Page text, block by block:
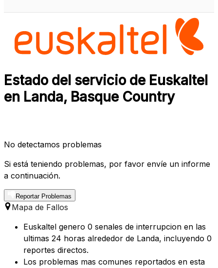
Estado del servicio de Euskaltel
en Landa, Basque Country
No detectamos problemas
Si está teniendo problemas, por favor envíe un informe
a continuación.
Reportar Problemas
Mapa de Fallos
Euskaltel genero 0 senales de interrupcion en las
ultimas 24 horas alrededor de Landa, incluyendo 0
reportes directos.
Los problemas mas comunes reportados en esta